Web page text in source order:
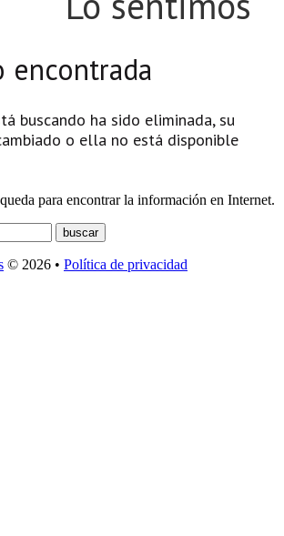
encontrada
buscando ha sido eliminada, su
o ella no está disponible
para encontrar la información en Internet.
© 2026 • Política de privacidad